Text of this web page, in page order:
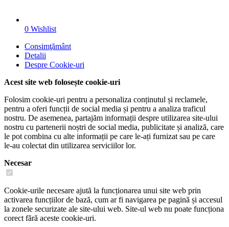
0 Wishlist
Consimţământ
Detalii
Despre Cookie-uri
Acest site web folosește cookie-uri
Folosim cookie-uri pentru a personaliza conținutul și reclamele,
pentru a oferi funcții de social media și pentru a analiza traficul
nostru. De asemenea, partajăm informații despre utilizarea site-ului
nostru cu partenerii noștri de social media, publicitate și analiză, care
le pot combina cu alte informații pe care le-ați furnizat sau pe care
le-au colectat din utilizarea serviciilor lor.
Necesar
Cookie-urile necesare ajută la funcționarea unui site web prin
activarea funcțiilor de bază, cum ar fi navigarea pe pagină și accesul
la zonele securizate ale site-ului web. Site-ul web nu poate funcționa
corect fără aceste cookie-uri.